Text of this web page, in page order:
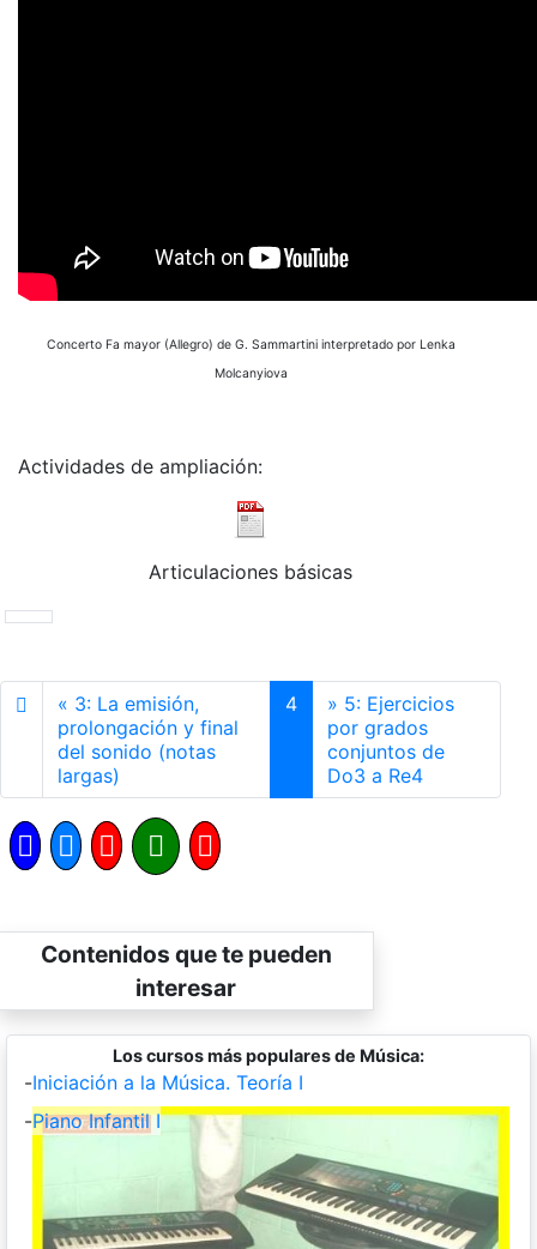
Concerto Fa mayor (Allegro) de G. Sammartini interpretado por Lenka
Molcanyiova
Actividades de ampliación:
Articulaciones básicas
« 3: La emisión,
prolongación y final
del sonido (notas
largas)
4 » 5: Ejercicios
por grados
conjuntos de
Do3 a Re4Siguiente
Contenidos que te pueden
interesar
Los cursos más populares de Música:
-Iniciación a la Música. Teoría I
-Piano Infantil I